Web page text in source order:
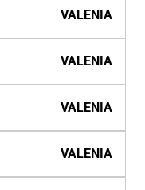
VALENIA
VALENIA
VALENIA
VALENIA